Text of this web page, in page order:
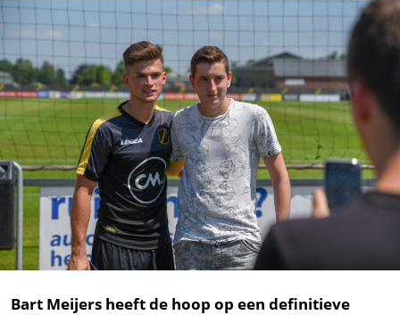
Bart Meijers heeft de hoop op een definitieve